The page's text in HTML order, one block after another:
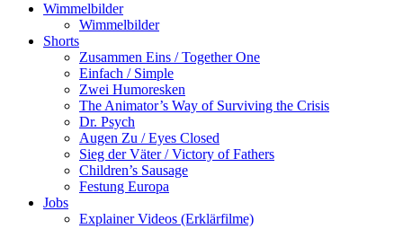
Wimmelbilder
Wimmelbilder
Shorts
Zusammen Eins / Together One
Einfach / Simple
Zwei Humoresken
The Animator’s Way of Surviving the Crisis
Dr. Psych
Augen Zu / Eyes Closed
Sieg der Väter / Victory of Fathers
Children’s Sausage
Festung Europa
Jobs
Explainer Videos (Erklärfilme)